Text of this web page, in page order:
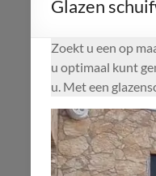
Glazen
Zoekt u een op
u optimaal kunt
u. Met een